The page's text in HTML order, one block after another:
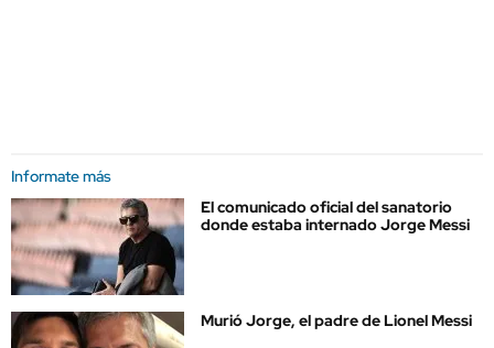
Informate más
El comunicado oficial del sanatorio
donde estaba internado Jorge Messi
Murió Jorge, el padre de Lionel Messi